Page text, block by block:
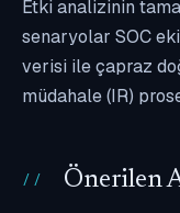
Etki analizinin
senaryolar SOC
verisi ile çapraz
müdahale (IR)
Önerilen